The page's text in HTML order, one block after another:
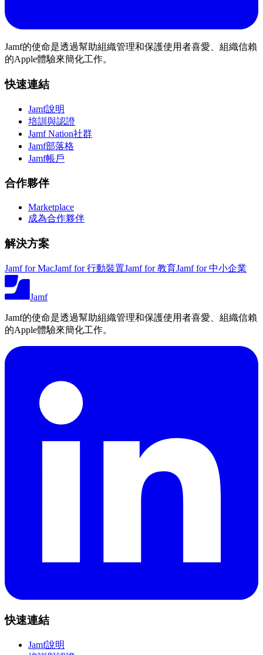
Jamf的使命是透過幫助組織管理和保護使用者喜愛、組織信賴
的Apple體驗來簡化工作。
快速連結
Jamf說明
培訓與認證
Jamf Nation社群
Jamf部落格
Jamf帳戶
合作夥伴
Marketplace
成為合作夥伴
解決方案
Jamf for MacJamf for 行動裝置Jamf for 教育Jamf for 中小企業
Jamf
Jamf的使命是透過幫助組織管理和保護使用者喜愛、組織信賴
的Apple體驗來簡化工作。
快速連結
Jamf說明